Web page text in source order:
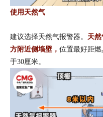
使用天然气
建议选择天然气报警器。 天
方附近侧墙壁 ， 位置最好距
于30厘米。